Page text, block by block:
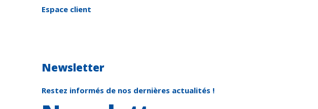
Espace client
Newsletter
Restez informés de nos dernières actualités !